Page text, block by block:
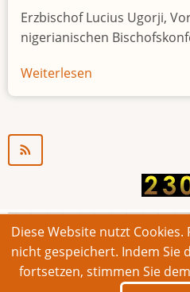
Erzbischof Lucius Ugorji,
nigerianischen
Weiterlesen
© 2026 Bonner Aufruf.
Footer
Impressum Kontakt Intern
Diese Website nutzt
nicht gespeichert. Indem Sie
fortsetzen, stimmen Sie